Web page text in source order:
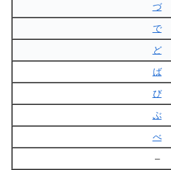
づ
で
ど
ば
び
ぶ
べ
–